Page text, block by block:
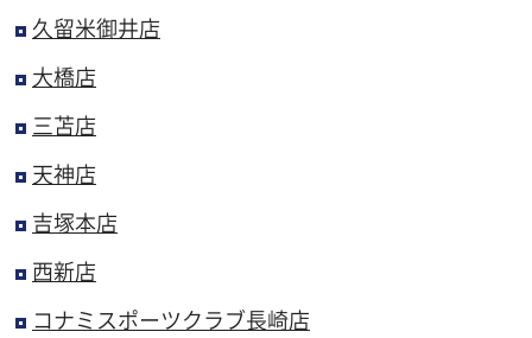
久留米御井店
大橋店
三苫店
天神店
吉塚本店
西新店
コナミスポーツクラブ長崎店